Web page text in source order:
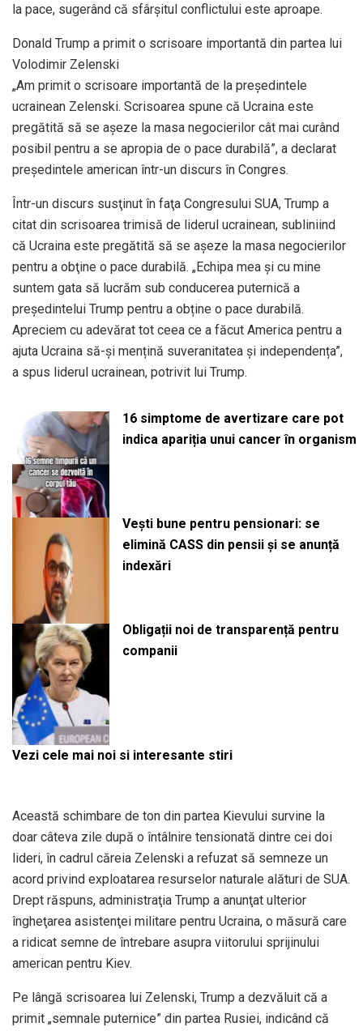
la pace, sugerând că sfârşitul conflictului este aproape.
Donald Trump a primit o scrisoare importantă din partea lui
Volodimir Zelenski
„Am primit o scrisoare importantă de la președintele
ucrainean Zelenski. Scrisoarea spune că Ucraina este
pregătită să se așeze la masa negocierilor cât mai curând
posibil pentru a se apropia de o pace durabilă”, a declarat
președintele american într-un discurs în Congres.
Într-un discurs susţinut în faţa Congresului SUA, Trump a
citat din scrisoarea trimisă de liderul ucrainean, subliniind
că Ucraina este pregătită să se aşeze la masa negocierilor
pentru a obţine o pace durabilă. „Echipa mea și cu mine
suntem gata să lucrăm sub conducerea puternică a
președintelui Trump pentru a obține o pace durabilă.
Apreciem cu adevărat tot ceea ce a făcut America pentru a
ajuta Ucraina să-și mențină suveranitatea și independența”,
a spus liderul ucrainean, potrivit lui Trump.
16 simptome de avertizare care pot
indica apariția unui cancer în organism
Vești bune pentru pensionari: se
elimină CASS din pensii și se anunță
indexări
Obligații noi de transparență pentru
companii
Vezi cele mai noi si interesante stiri
Această schimbare de ton din partea Kievului survine la
doar câteva zile după o întâlnire tensionată dintre cei doi
lideri, în cadrul căreia Zelenski a refuzat să semneze un
acord privind exploatarea resurselor naturale alături de SUA.
Drept răspuns, administraţia Trump a anunţat ulterior
îngheţarea asistenţei militare pentru Ucraina, o măsură care
a ridicat semne de întrebare asupra viitorului sprijinului
american pentru Kiev.
Pe lângă scrisoarea lui Zelenski, Trump a dezvăluit că a
primit „semnale puternice” din partea Rusiei, indicând că